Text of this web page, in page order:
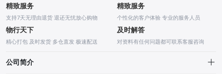
精致服务
支持7天无理由退货 退还无忧放心购物
精致服务
个性化的客户体验 专业的服务人员
物行天下
精心打包 及时发货 多仓直发 极速配送
及时解答
对资料有任何问题都可联系客服咨询
公司简介